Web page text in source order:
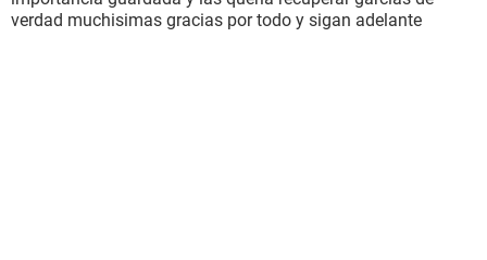
verdad muchisimas gracias por todo y sigan adelante